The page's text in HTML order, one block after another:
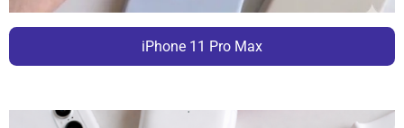
iPhone 11 Pro Max